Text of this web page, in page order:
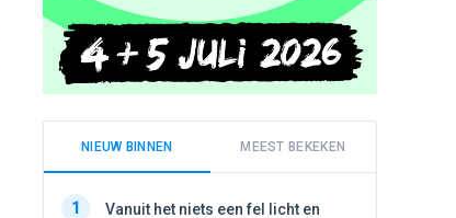
NIEUW BINNEN MEEST BEKEKEN
1
Vanuit het niets een fel licht en